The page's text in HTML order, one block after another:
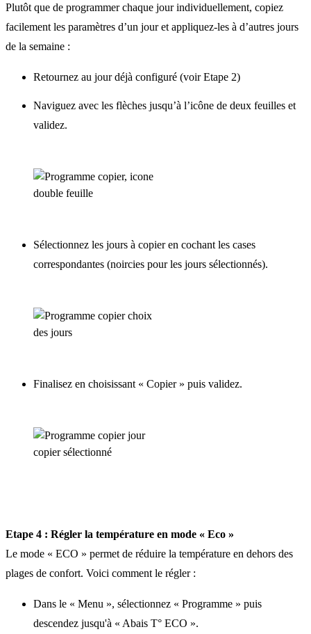
Plutôt que de programmer chaque jour individuellement, copiez
facilement les paramètres d’un jour et appliquez-les à d’autres jours
de la semaine :
Retournez au jour déjà configuré (voir Etape 2)
Naviguez avec les flèches jusqu’à l’icône de deux feuilles et
validez.
Sélectionnez les jours à copier en cochant les cases
correspondantes (noircies pour les jours sélectionnés).
Finalisez en choisissant « Copier » puis validez.
Etape 4 : Régler la température en mode « Eco »
Le mode « ECO » permet de réduire la température en dehors des
plages de confort. Voici comment le régler :
Dans le « Menu », sélectionnez « Programme » puis
descendez jusqu'à « Abais T° ECO ».